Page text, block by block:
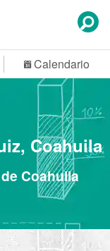
Calendario
Coahuila
Coahuila